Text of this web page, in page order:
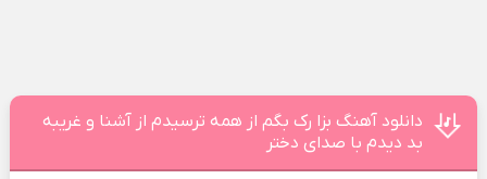
دانلود آهنگ بزا رک بگم از همه ترسیدم از آشنا و غریبه
بد دیدم با صدای دختر